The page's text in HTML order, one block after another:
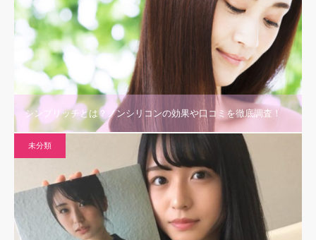
シンプリッチとは？ノンシリコンの効果や口コミを徹底調査！
未分類